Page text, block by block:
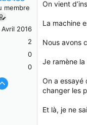
membre
Avril 2016
2
0
0
On vient
La machine
Nous avons
Je ramène
On a essayé
changer les
Et là, je ne